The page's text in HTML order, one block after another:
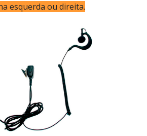
esquerda ou direita.